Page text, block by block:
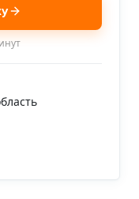
готовить на
всесезонная и